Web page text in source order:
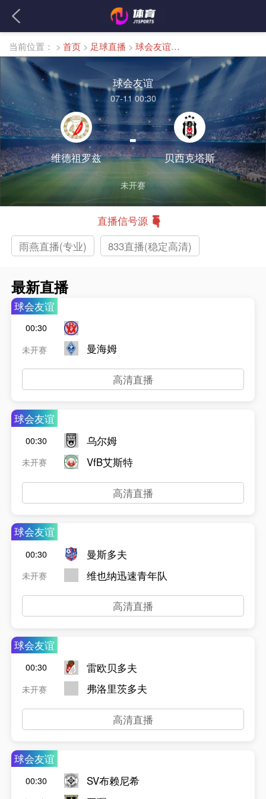
当前位置： > 首页 > 足球直播 > 球会友谊直播
球会友谊
07-11 00:30
维德祖罗兹
-
贝西克塔斯
未开赛
直播信号源
雨燕直播(专业)
833直播(稳定高清)
最新直播
球会友谊
00:30
未开赛
曼海姆
高清直播
球会友谊
00:30
未开赛
乌尔姆
VfB艾斯特
高清直播
球会友谊
00:30
未开赛
曼斯多夫
维也纳迅速青年队
高清直播
球会友谊
00:30
未开赛
雷欧贝多夫
弗洛里茨多夫
高清直播
球会友谊
00:30
SV布赖尼希